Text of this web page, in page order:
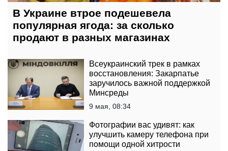
В Украине втрое подешевела
популярная ягода: за сколько
продают в разных магазинах
Всеукраинский трек в рамках
восстановления: Закарпатье
заручилось важной поддержкой
Минсреды
9 мая, 08:34
Фотографии вас удивят: как
улучшить камеру телефона при
помощи одной хитрости